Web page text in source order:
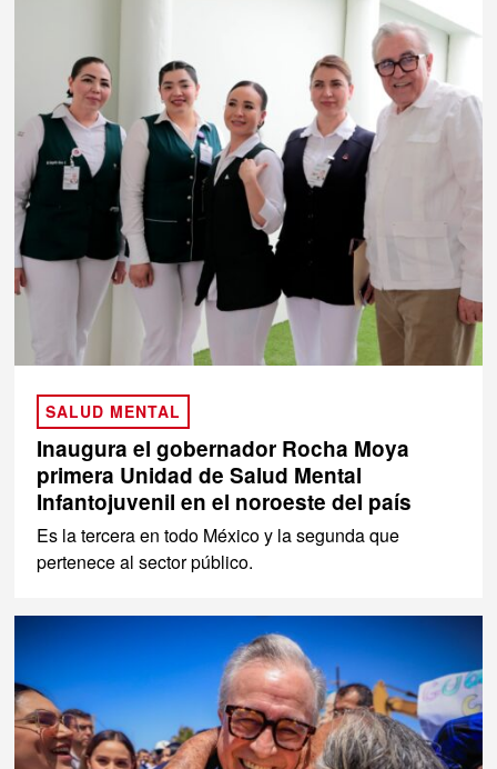
SALUD MENTAL
Inaugura el gobernador Rocha Moya
primera Unidad de Salud Mental
Infantojuvenil en el noroeste del país
Es la tercera en todo México y la segunda que
pertenece al sector público.